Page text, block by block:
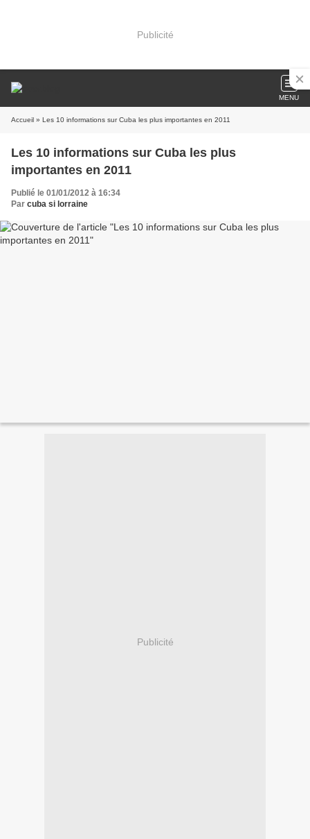
Publicité
MENU
Accueil » Les 10 informations sur Cuba les plus importantes en 2011
Les 10 informations sur Cuba les plus
importantes en 2011
Publié le 01/01/2012 à 16:34
Par cuba si lorraine
Publicité